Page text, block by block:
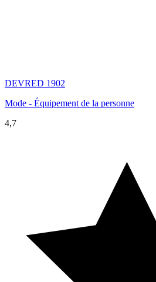
DEVRED 1902
Mode - Équipement de la personne
4,7